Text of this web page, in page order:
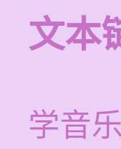
文本
学音